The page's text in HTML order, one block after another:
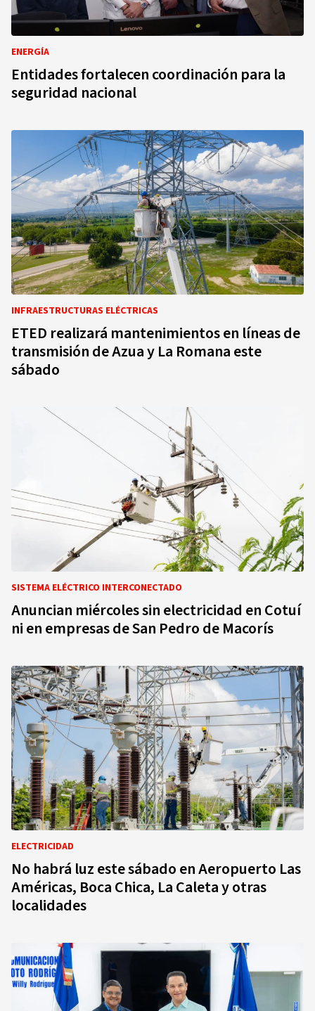
ENERGÍA
Entidades fortalecen coordinación para la
seguridad nacional
INFRAESTRUCTURAS ELÉCTRICAS
ETED realizará mantenimientos en líneas de
transmisión de Azua y La Romana este
sábado
SISTEMA ELÉCTRICO INTERCONECTADO
Anuncian miércoles sin electricidad en Cotuí
ni en empresas de San Pedro de Macorís
ELECTRICIDAD
No habrá luz este sábado en Aeropuerto Las
Américas, Boca Chica, La Caleta y otras
localidades